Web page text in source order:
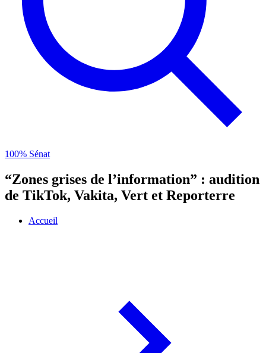
100% Sénat
“Zones grises de l’information” : audition
de TikTok, Vakita, Vert et Reporterre
Accueil